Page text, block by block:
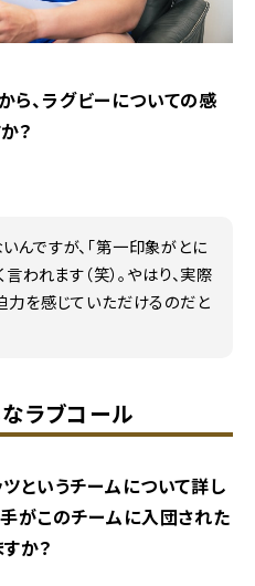
、ラグビーについての感
？
んですが、「第一印象がとに
言われます（笑）。やはり、実際
力を感じていただけるのだと
ラブコール
というチームについて詳し
がこのチームに入団された
か？